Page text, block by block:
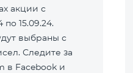
акции с
15.09.24.
выбраны с
Следите за
в Facebook и